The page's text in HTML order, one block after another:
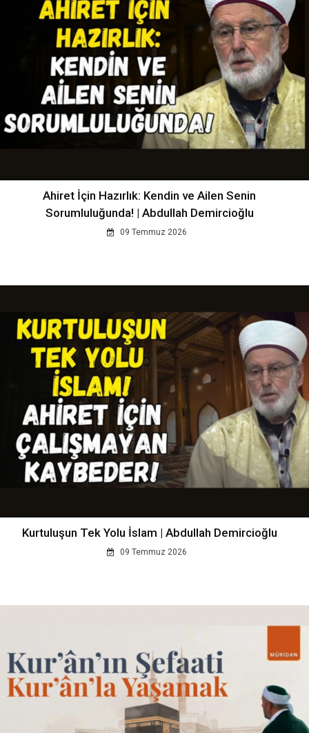
Ahiret İçin Hazırlık: Kendin ve Ailen Senin
Sorumluluğunda! | Abdullah Demircioğlu
09 Temmuz 2026
Kurtuluşun Tek Yolu İslam | Abdullah Demircioğlu
09 Temmuz 2026